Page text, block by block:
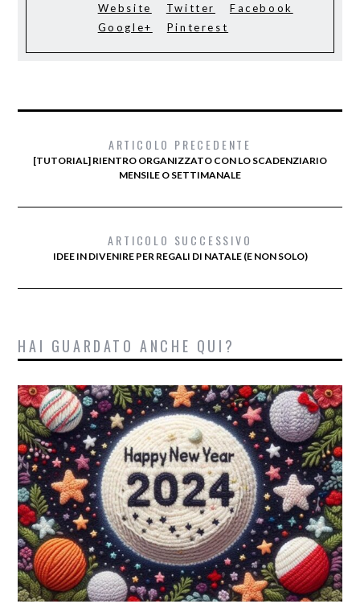
Website Twitter
Facebook
Google+
Pinterest
ARTICOLO PRECEDENTE
[TUTORIAL] RIENTRO ORGANIZZATO CON LO SCADENZIARIO
MENSILE O SETTIMANALE
ARTICOLO SUCCESSIVO
IDEE IN DIVENIRE PER REGALI DI NATALE (E NON SOLO)
HAI GUARDATO ANCHE QUI?